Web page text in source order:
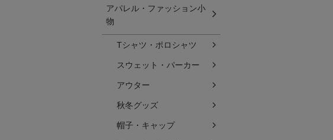
アパレル・ファッション小
物
Tシャツ・ポロシャツ
スウェット・パーカー
アウター
秋冬グッズ
帽子・キャップ